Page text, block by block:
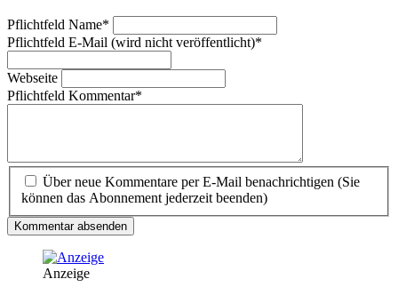
Pflichtfeld Name*
Pflichtfeld E-Mail (wird nicht veröffentlicht)*
Webseite
Pflichtfeld Kommentar*
Über neue Kommentare per E-Mail benachrichtigen (Sie
können das Abonnement jederzeit beenden)
Kommentar absenden
Anzeige